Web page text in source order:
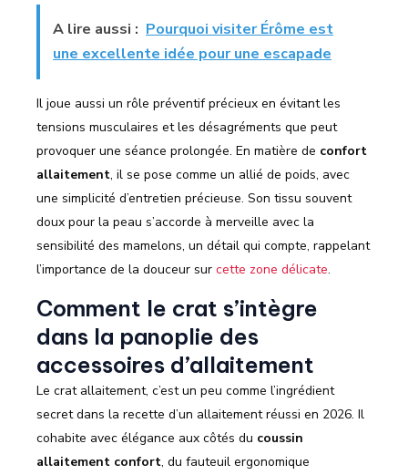
A lire aussi : Pourquoi visiter Érôme est
une excellente idée pour une escapade
Il joue aussi un rôle préventif précieux en évitant les
tensions musculaires et les désagréments que peut
provoquer une séance prolongée. En matière de confort
allaitement, il se pose comme un allié de poids, avec
une simplicité d’entretien précieuse. Son tissu souvent
doux pour la peau s’accorde à merveille avec la
sensibilité des mamelons, un détail qui compte, rappelant
l’importance de la douceur sur cette zone délicate.
Comment le crat s’intègre
dans la panoplie des
accessoires d’allaitement
Le crat allaitement, c’est un peu comme l’ingrédient
secret dans la recette d’un allaitement réussi en 2026. Il
cohabite avec élégance aux côtés du coussin
allaitement confort, du fauteuil ergonomique